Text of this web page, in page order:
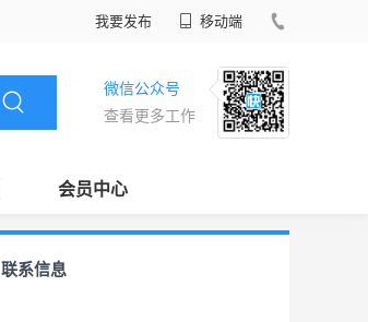
我要发布 移动端
微信公众号
查看更多工作
会员中心
联系信息